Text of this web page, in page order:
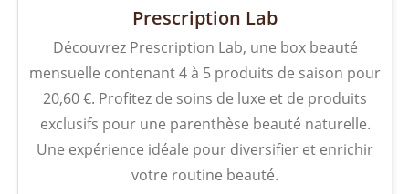
Prescription Lab
Découvrez Prescription Lab, une box beauté
mensuelle contenant 4 à 5 produits de saison pour
20,60 €. Profitez de soins de luxe et de produits
exclusifs pour une parenthèse beauté naturelle.
Une expérience idéale pour diversifier et enrichir
votre routine beauté.